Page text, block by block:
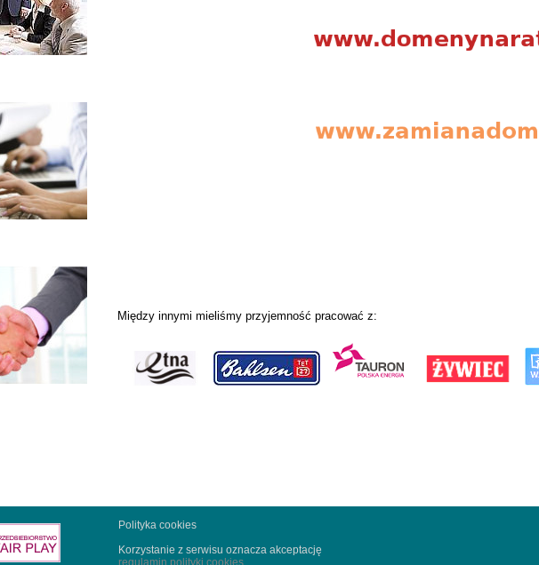
Między innymi mieliśmy przyjemność pracować z:
Polityka cookies
Korzystanie z serwisu oznacza akceptację
regulamin polityki cookies